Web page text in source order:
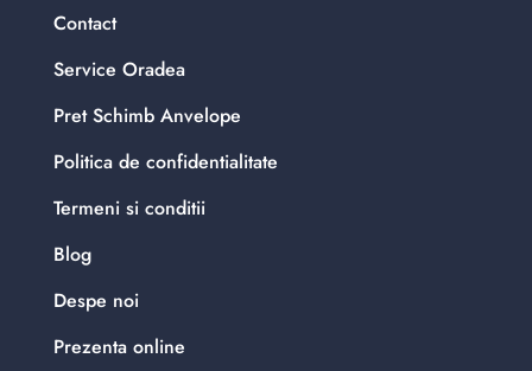
Contact
Service Oradea
Pret Schimb Anvelope
Politica de confidentialitate
Termeni si conditii
Blog
Despe noi
Prezenta online